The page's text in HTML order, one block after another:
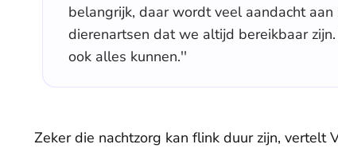
belangrijk, daar wordt veel aandacht
dierenartsen dat we altijd bereikbaar
ook alles kunnen.''
Zeker die nachtzorg kan flink duur zijn, vertelt